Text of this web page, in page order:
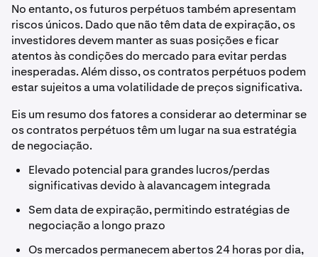
No entanto, os futuros perpétuos também apresentam
riscos únicos. Dado que não têm data de expiração, os
investidores devem manter as suas posições e ficar
atentos às condições do mercado para evitar perdas
inesperadas. Além disso, os contratos perpétuos podem
estar sujeitos a uma volatilidade de preços significativa.
Eis um resumo dos fatores a considerar ao determinar se
os contratos perpétuos têm um lugar na sua estratégia
de negociação.
Elevado potencial para grandes lucros/perdas
significativas devido à alavancagem integrada
Sem data de expiração, permitindo estratégias de
negociação a longo prazo
Os mercados permanecem abertos 24 horas por dia,